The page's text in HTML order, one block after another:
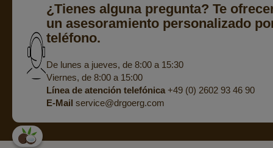
¿Tienes alguna pregunta? Te
un asesoramiento personalizado
teléfono.
De lunes a jueves, de 8:00 a 15:30
Viernes, de 8:00 a 15:00
Línea de atención telefónica +49 (0) 2602 93 46 90
E-Mail service@drgoerg.com